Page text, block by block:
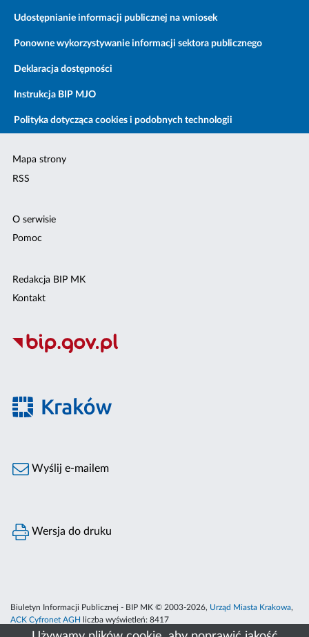
Udostępnianie informacji publicznej na wniosek
Ponowne wykorzystywanie informacji sektora publicznego
Deklaracja dostępności
Instrukcja BIP MJO
Polityka dotycząca cookies i podobnych technologii
Mapa strony
RSS
O serwisie
Pomoc
Redakcja BIP MK
Kontakt
Wyślij e-mailem
Wersja do druku
Biuletyn Informacji Publicznej - BIP MK © 2003-2026, Urząd Miasta Krakowa,
ACK Cyfronet AGH
liczba wyświetleń: 8417